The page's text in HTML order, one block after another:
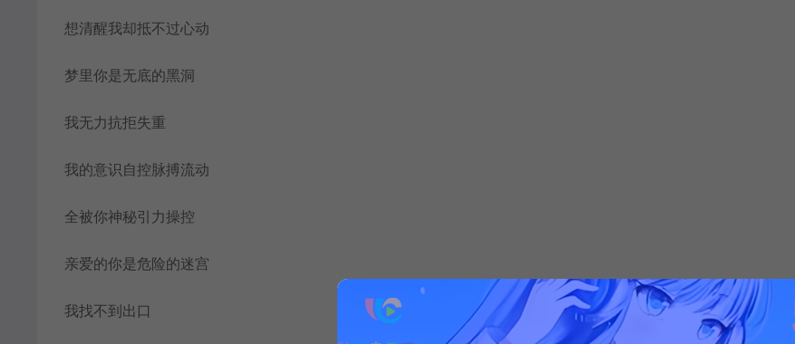
想清醒我却抵不过心动
梦里你是无底的黑洞
我无力抗拒失重
我的意识自控脉搏流动
全被你神秘引力操控
亲爱的你是危险的迷宫
我找不到出口